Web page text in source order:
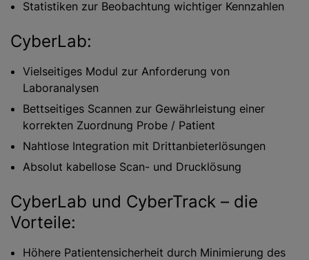
Statistiken zur Beobachtung wichtiger Kennzahlen
CyberLab:
Vielseitiges Modul zur Anforderung von
Laboranalysen
Bettseitiges Scannen zur Gewährleistung einer
korrekten Zuordnung Probe / Patient
Nahtlose Integration mit Drittanbieterlösungen
Absolut kabellose Scan- und Drucklösung
CyberLab und CyberTrack – die
Vorteile:
Höhere Patientensicherheit durch Minimierung des